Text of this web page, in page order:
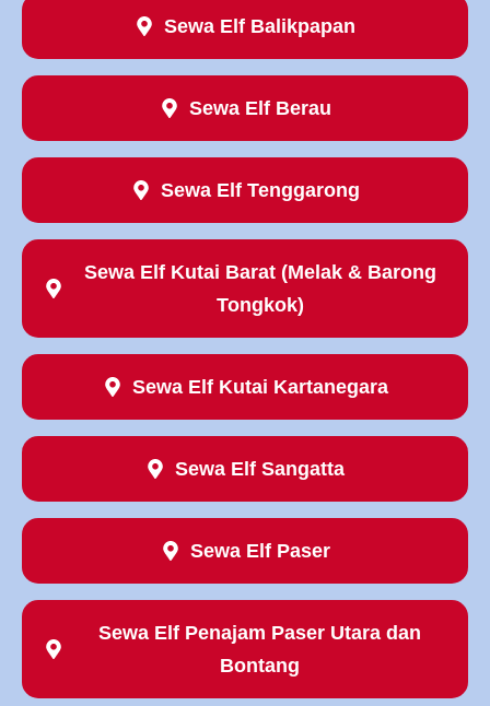
Sewa Elf Balikpapan
Sewa Elf Berau
Sewa Elf Tenggarong
Sewa Elf Kutai Barat (Melak & Barong
Tongkok)
Sewa Elf Kutai Kartanegara
Sewa Elf Sangatta
Sewa Elf Paser
Sewa Elf Penajam Paser Utara dan
Bontang